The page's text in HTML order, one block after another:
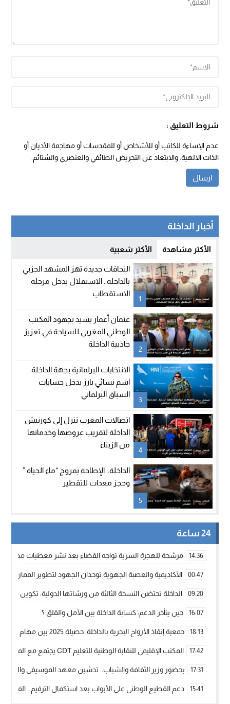
شروط التعليق :
عدم الإساءة للكاتب أو للأشخاص أو للمقدسات أو مهاجمة الأديان أو
الذات الالهية. والابتعاد عن التحريض الطائفي والعنصري والشتائم.
أخبار الداخلة
الأكثر مشاهدة الأكثر شعبية
1
التحاقات جديدة تهز المشهد الحزبي
بالداخلة.. الاستقلال يدخل مرحلة
الاستقطاب
2
عثمان أعمار يشيد بجهود المكتب
الوطني المغربي للسياحة في تعزيز
جاذبية الداخلة
3
الانتخابات البرلمانية بجهة الداخلة..
اسم نسائي بارز يدخل حسابات
السباق البرلماني
4
اتصالات المغرب تنزل إلى كورنيش
الداخلة لتقريب عروضها وخدماتها
من الزبناء
5
الداخلة.. الإطاحة بمروج “ماء الحياة ”
وحجز معدات للتقطير
24 ساعة
14:36 مرشحة للهجرة السرية تواجه القضاء بعد نشر معطيات مضللة
00:47 الأكاديمية والعصبة الجهوية توحدان الجهود لتطوير الممارسة
09:20 الداخلة تحتضن النسخة الثالثة من ورشاتها الدولية: تكوين
16:07 حين يتأخر الدعم: كسابة الداخلة بين الأمل والقلق ؟
18:13 جمعية إنقاذ الأرواح البحرية بالداخلة: حصيلة 2025 بين مهام الإنقاذ ومشروع “دار البحار”
17:42 المكتب الإقليمي للنقابة الوطنية للتعليم CDT يجتمع مع المدير الإقليمي لمناقشة ملفات جوهرية لنساء ورجال التعليم
17:31 بحضور وزير الثقافة والشباب.. تدشين معهد الموسيقى والفنون
15:41 دعم القطيع الوطني على الأبواب بعد استكمال الترقيم…